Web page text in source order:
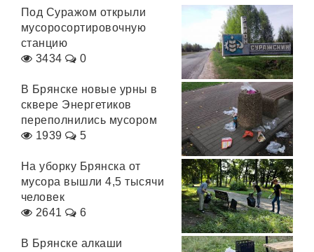
Под Суражом открыли
мусоросортировочную
станцию
3434
0
В Брянске новые урны в
сквере Энергетиков
переполнились мусором
1939
5
На уборку Брянска от
мусора вышли 4,5 тысячи
человек
2641
6
В Брянске алкаши